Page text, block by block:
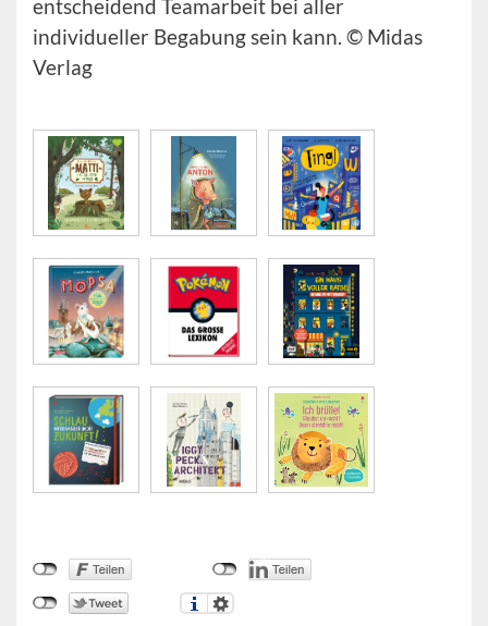
entscheidend Teamarbeit bei aller
individueller Begabung sein kann. © Midas
Verlag